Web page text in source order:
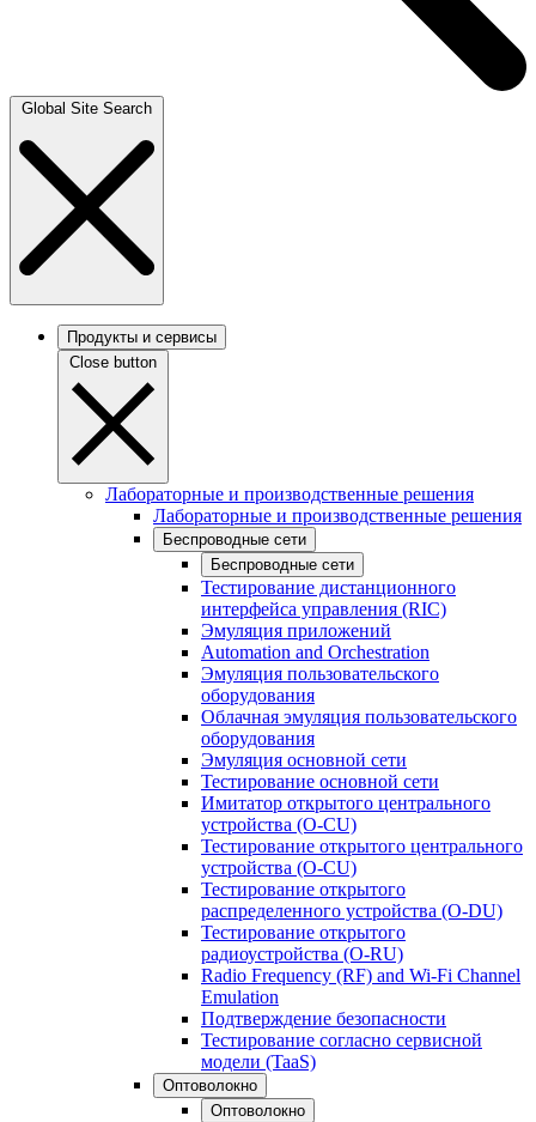
Global Site Search
Продукты и сервисы
Close button
Лабораторные и производственные решения
Лабораторные и производственные решения
Беспроводные сети
Беспроводные сети
Тестирование дистанционного
интерфейса управления (RIC)
Эмуляция приложений
Automation and Orchestration
Эмуляция пользовательского
оборудования
Облачная эмуляция пользовательского
оборудования
Эмуляция основной сети
Тестирование основной сети
Имитатор открытого центрального
устройства (O-CU)
Тестирование открытого центрального
устройства (O-CU)
Тестирование открытого
распределенного устройства (O-DU)
Тестирование открытого
радиоустройства (O-RU)
Radio Frequency (RF) and Wi-Fi Channel
Emulation
Подтверждение безопасности
Тестирование согласно сервисной
модели (TaaS)
Оптоволокно
Оптоволокно